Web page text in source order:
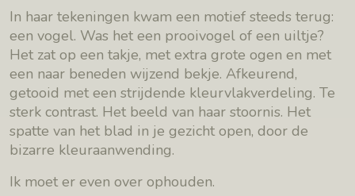
In haar tekeningen kwam een motief steeds terug:
een vogel. Was het een prooivogel of een uiltje?
Het zat op een takje, met extra grote ogen en met
een naar beneden wijzend bekje. Afkeurend,
getooid met een strijdende kleurvlakverdeling. Te
sterk contrast. Het beeld van haar stoornis. Het
spatte van het blad in je gezicht open, door de
bizarre kleuraanwending.
Ik moet er even over ophouden.